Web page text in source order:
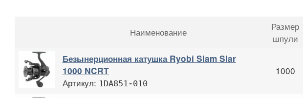
Наименование
Размер
шпули
Безынерционная катушка Ryobi Slam Slar
1000 NCRT
Артикул: 1DA851-010
1000